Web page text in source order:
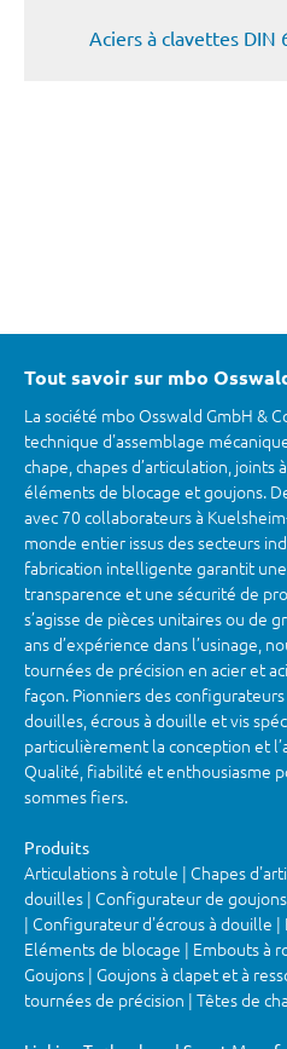
Aciers à clavettes DIN
Tout savoir sur mbo
La société mbo Osswald GmbH &
technique d'assemblage
chape, chapes d’articulation, joints
éléments de blocage et goujons.
avec 70 collaborateurs à
monde entier issus des secteurs
fabrication intelligente garantit
transparence et une sécurité de
s’agisse de pièces unitaires ou de
ans d’expérience dans l’usinage,
tournées de précision en acier et
façon. Pionniers des
douilles, écrous à douille et vis
particulièrement la conception et
Qualité, fiabilité et enthousiasme
sommes fiers.
Produits
Articulations à rotule | Chapes
douilles | Configurateur de
| Configurateur d'écrous à douille |
Eléments de blocage | Embouts à
Goujons | Goujons à clapet et à
tournées de précision | Têtes de